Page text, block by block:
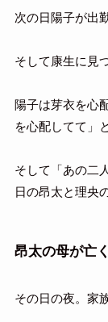
次の日陽子が出
そして康生に見
陽子は芽衣を心
を心配してて」
そして「あの二
日の昂太と理央
昂太の母が亡
その日の夜。家